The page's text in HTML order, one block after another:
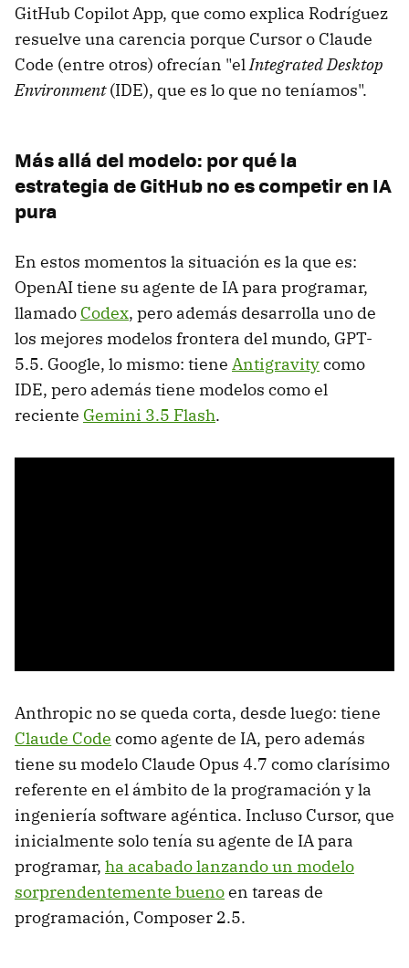
GitHub Copilot App, que como explica Rodríguez
resuelve una carencia porque Cursor o Claude
Code (entre otros) ofrecían "elIntegrated Desktop
Environment(IDE), que es lo que no teníamos".
Más allá del modelo: por qué la
estrategia de GitHub no es competir en IA
pura
En estos momentos la situación es la que es:
OpenAI tiene su agente de IA para programar,
llamado Codex, pero además desarrolla uno de
los mejores modelos frontera del mundo, GPT-
5.5. Google, lo mismo: tiene Antigravitycomo
IDE, pero además tiene modelos como el
reciente Gemini 3.5 Flash.
Anthropic no se queda corta, desde luego: tiene
Claude Code como agente de IA, pero además
tiene su modelo Claude Opus 4.7 como clarísimo
referente en el ámbito de la programación y la
ingeniería software agéntica. Incluso Cursor, que
inicialmente solo tenía su agente de IA para
programar, ha acabado lanzando un modelo
sorprendentemente buenoen tareas de
programación, Composer 2.5.